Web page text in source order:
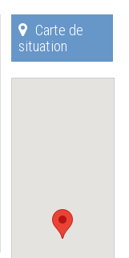
Carte de
situation